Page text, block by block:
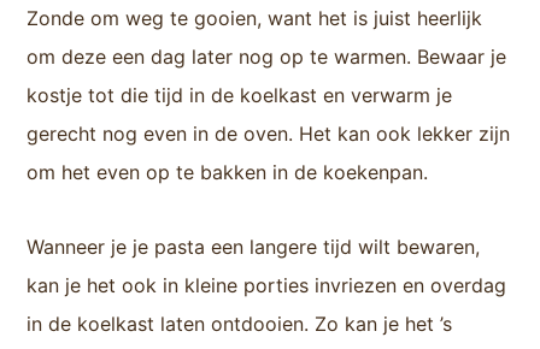
Zonde om weg te gooien, want het is juist heerlijk
om deze een dag later nog op te warmen. Bewaar je
kostje tot die tijd in de koelkast en verwarm je
gerecht nog even in de oven. Het kan ook lekker zijn
om het even op te bakken in de koekenpan.
Wanneer je je pasta een langere tijd wilt bewaren,
kan je het ook in kleine porties invriezen en overdag
in de koelkast laten ontdooien. Zo kan je het ’s